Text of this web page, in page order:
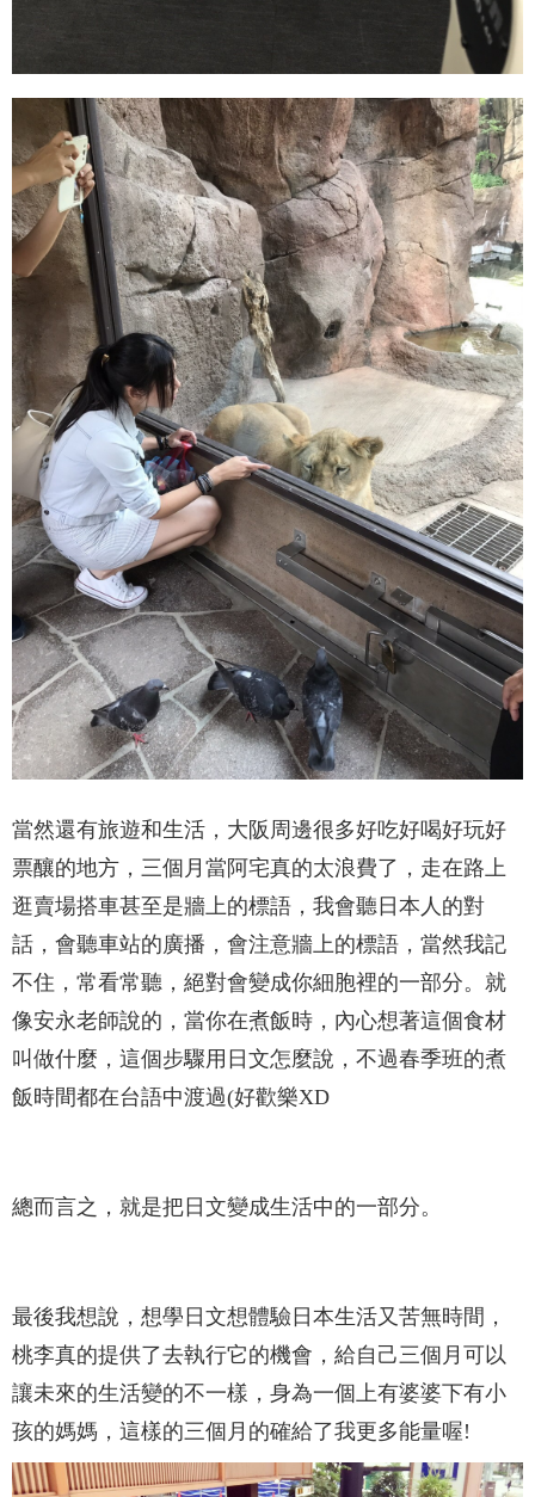
當然還有旅遊和生活，大阪周邊很多好吃好喝好玩好
票釀的地方，三個月當阿宅真的太浪費了，走在路上
逛賣場搭車甚至是牆上的標語，我會聽日本人的對
話，會聽車站的廣播，會注意牆上的標語，當然我記
不住，常看常聽，絕對會變成你細胞裡的一部分。就
像安永老師說的，當你在煮飯時，內心想著這個食材
叫做什麼，這個步驟用日文怎麼說，不過春季班的煮
飯時間都在台語中渡過(好歡樂XD
總而言之，就是把日文變成生活中的一部分。
最後我想說，想學日文想體驗日本生活又苦無時間，
桃李真的提供了去執行它的機會，給自己三個月可以
讓未來的生活變的不一樣，身為一個上有婆婆下有小
孩的媽媽，這樣的三個月的確給了我更多能量喔!